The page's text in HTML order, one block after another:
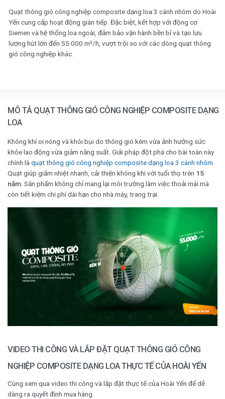
Quạt thông gió công nghiệp composite dạng loa 3 cánh nhôm do Hoài
Yến cung cấp hoạt động gián tiếp. Đặc biệt, kết hợp với động cơ
Siemen và hệ thống loa ngoài, đảm bảo vận hành bền bỉ và tạo lưu
lượng hút lớn đến 55.000 m³/h, vượt trội so với các dòng quạt thông
gió công nghiệp khác.
MÔ TẢ QUẠT THÔNG GIÓ CÔNG NGHIỆP COMPOSITE DẠNG
LOA
Không khí oi nóng và khói bụi do thông gió kém vừa ảnh hưởng sức
khỏe lao động vừa giảm năng suất. Giải pháp đột phá cho bài toán này
chính làquạt thông gió công nghiệp composite dạng loa 3 cánh nhôm.
Quạt giúp giảm nhiệt nhanh, cải thiện không khí với tuổi thọ trên 15
năm. Sản phẩm không chỉ mang lại môi trường làm việc thoải mái mà
còn tiết kiệm chi phí dài hạn cho nhà máy, trang trại.
VIDEO THI CÔNG VÀ LẮP ĐẶT QUẠT THÔNG GIÓ CÔNG
NGHIỆP COMPOSITE DẠNG LOA THỰC TẾ CỦA HOÀI YẾN
Cùng xem qua video thi công và lắp đặt thực tế của Hoài Yến để dễ
dàng ra quyết định mua hàng